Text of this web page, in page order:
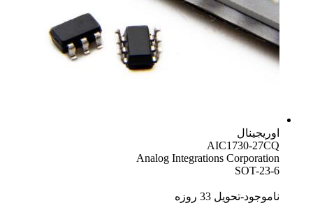
اوریجینال
AIC1730-27CQ
Analog Integrations Corporation
SOT-23-6
ناموجود-تحویل 33 روزه